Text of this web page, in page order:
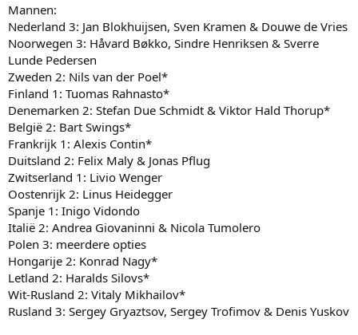
Mannen:
Nederland 3: Jan Blokhuijsen, Sven Kramen & Douwe de Vries
Noorwegen 3: Håvard Bøkko, Sindre Henriksen & Sverre
Lunde Pedersen
Zweden 2: Nils van der Poel*
Finland 1: Tuomas Rahnasto*
Denemarken 2: Stefan Due Schmidt & Viktor Hald Thorup*
België 2: Bart Swings*
Frankrijk 1: Alexis Contin*
Duitsland 2: Felix Maly & Jonas Pflug
Zwitserland 1: Livio Wenger
Oostenrijk 2: Linus Heidegger
Spanje 1: Inigo Vidondo
Italië 2: Andrea Giovaninni & Nicola Tumolero
Polen 3: meerdere opties
Hongarije 2: Konrad Nagy*
Letland 2: Haralds Silovs*
Wit-Rusland 2: Vitaly Mikhailov*
Rusland 3: Sergey Gryaztsov, Sergey Trofimov & Denis Yuskov